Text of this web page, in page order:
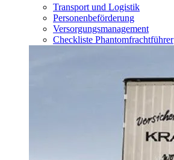
Transport und Logistik
Personenbeförderung
Versorgungsmanagement
Checkliste Phantomfrachtführer